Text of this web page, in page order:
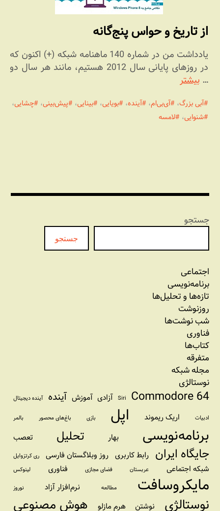
از تاریخ و حواس پنج‌گانه
یادداشت من در شماره 140 ماهنامه شبکه (+) اکنون که
در روزهای پایانی سال 2012 هستیم، مانند هر سال دو
…بیشتر
آبی بزرگ، آی‌بی‌ام، آینده، بویایی، بینایی، پیش‌بینی، چشایی،
شنوایی، لامسه
جستجو
جستجو
اجتماعی
برنامه‏‌نویسی
تازه‌‌ها و تحلیل‌ها
روزنوشت
شب نوشت‌ها
فناوری
کتاب‌ها
متفرقه
مجله شبکه
نوستالژی
Commodore 64
Siri آزادی آموزش آینده آینده دیجیتال
ادبیات اریک ریموند اپل بازی باغ‌های محصور بالمر
برنامه‌نویسی بهار تحلیل تعصب
جایگاه ایران رابط کاربری روز وبلاگستان فارسی ری کرتزوایل
شبکه اجتماعی عربستان فضای مجازی فناوری لینوکس
مایکروسافت مطالعه نرم‌افزار آزاد نوروز
نوستالژی نوشتن هرم مازلو هوش مصنوعی